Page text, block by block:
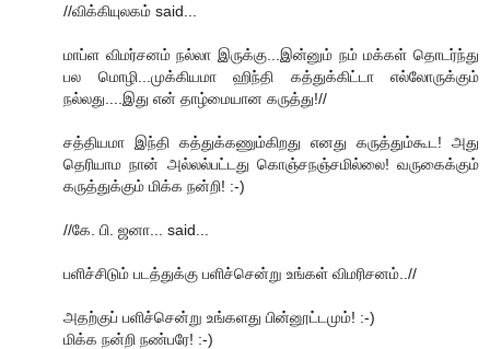
//விக்கியுலகம் said...
மாப்ள விமர்சனம் நல்லா இருக்கு...இன்னும் நம் மக்கள் தொடர்ந்து
பல மொழி...முக்கியமா ஹிந்தி கத்துக்கிட்டா எல்லோருக்கும்
நல்லது....இது என் தாழ்மையான கருத்து!//
சத்தியமா இந்தி கத்துக்கணும்கிறது எனது கருத்தும்கூட! அது
தெரியாம நான் அல்லல்பட்டது கொஞ்சநஞ்சமில்லை! வருகைக்கும்
கருத்துக்கும் மிக்க நன்றி! :-)
//கே. பி. ஜனா... said...
பளிச்சிடும் படத்துக்கு பளிச்சென்று உங்கள் விமரிசனம்..//
அதற்குப் பளிச்சென்று உங்களது பின்னூட்டமும்! :-)
மிக்க நன்றி நண்பரே! :-)